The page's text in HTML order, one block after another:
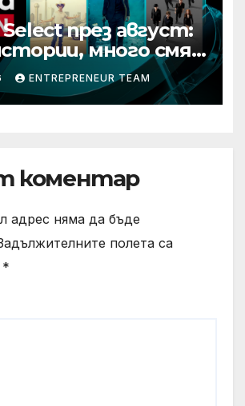
през август:
много смях
ENTREPRENEUR TEAM
коментар
адрес няма да бъде
полета са
*